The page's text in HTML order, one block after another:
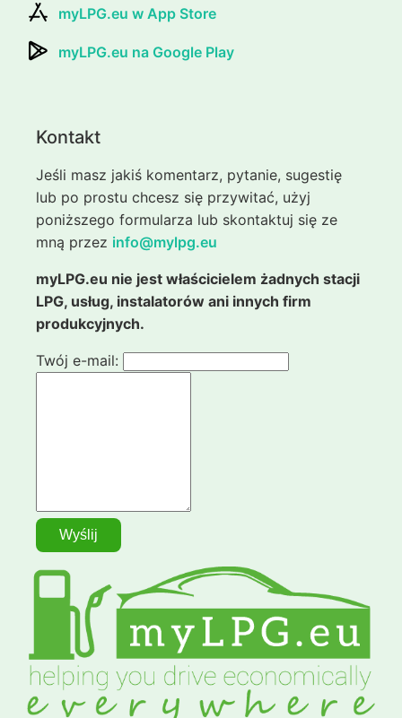
myLPG.eu w App Store
myLPG.eu na Google Play
Kontakt
Jeśli masz jakiś komentarz, pytanie, sugestię
lub po prostu chcesz się przywitać, użyj
poniższego formularza lub skontaktuj się ze
mną przez info@mylpg.eu
myLPG.eu nie jest właścicielem żadnych stacji
LPG, usług, instalatorów ani innych firm
produkcyjnych.
Twój e-mail: